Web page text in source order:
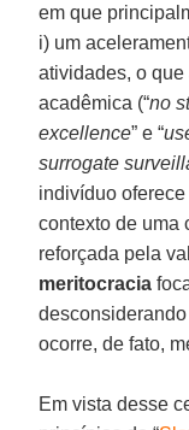
em que
i) um
atividades, o
acadêmica (“no
excellence” e “
surrogate
indivíduo
contexto de uma
reforçada pela
meritocracia
ocorre, de fato,
Em vista desse